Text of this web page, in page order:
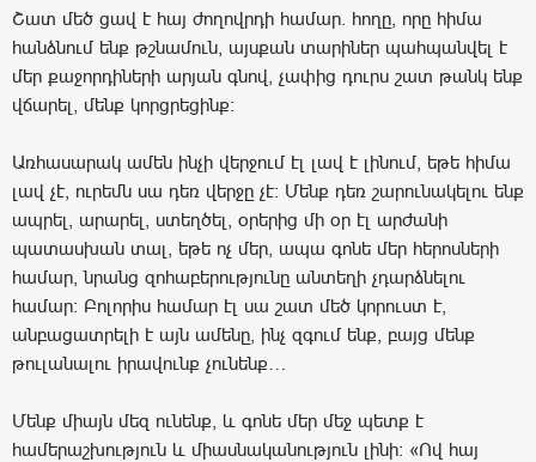
Շատ մեծ ցավ է հայ ժողովրդի համար. հողը, որը հիմա
հանձնում ենք թշնամուն, այսքան տարիներ պահպանվել է
մեր քաջորդիների արյան գնով, չափից դուրս շատ թանկ ենք
վճարել, մենք կորցրեցինք:
Առհասարակ ամեն ինչի վերջում էլ լավ է լինում, եթե հիմա
լավ չէ, ուրեմն սա դեռ վերջը չէ: Մենք դեռ շարունակելու ենք
ապրել, արարել, ստեղծել, օրերից մի օր էլ արժանի
պատասխան տալ, եթե ոչ մեր, ապա գոնե մեր հերոսների
համար, նրանց զոհաբերությունը անտեղի չդարձնելու
համար: Բոլորիս համար էլ սա շատ մեծ կորուստ է,
անբացատրելի է այն ամենը, ինչ զգում ենք, բայց մենք
թուլանալու իրավունք չունենք…
Մենք միայն մեզ ունենք, և գոնե մեր մեջ պետք է
համերաշխություն և միասնականություն լինի: «Ով հայ